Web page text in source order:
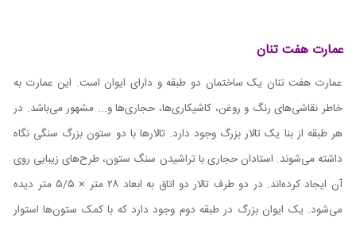
عمارت هفت تنان
عمارت هفت تنان یک ساختمان دو طبقه و دارای ایوان است. این عمارت به
خاطر نقاشی‌های رنگ و روغن، کاشیکاری‌ها، حجاری‌ها و... مشهور می‌باشد. در
هر طبقه از بنا یک تالار بزرگ وجود دارد. تالار‌ها با دو ستون بزرگ سنگی نگاه
داشته می‌شوند. استادان حجاری با تراشیدن سنگ ستون، طرح‌های زیبایی روی
آن ایجاد کرده‌اند. در دو طرف تالار دو اتاق به ابعاد ۲۸ متر × ۵
/
۵ متر دیده
می‌شود. یک ایوان بزرگ در طبقه دوم وجود دارد که با کمک ستون‌ها استوار